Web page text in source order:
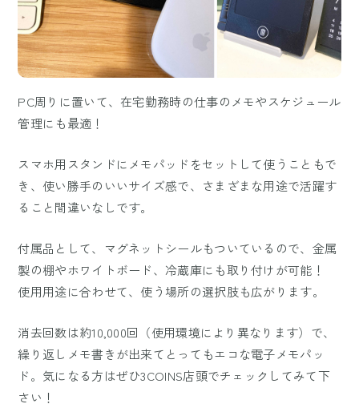
PC周りに置いて、在宅勤務時の仕事のメモやスケジュール
管理にも最適！
スマホ用スタンドにメモパッドをセットして使うこともで
き、使い勝手のいいサイズ感で、さまざまな用途で活躍す
ること間違いなしです。
付属品として、マグネットシールもついているので、金属
製の棚やホワイトボード、冷蔵庫にも取り付けが可能！
使用用途に合わせて、使う場所の選択肢も広がります。
消去回数は約10,000回（使用環境により異なります）で、
繰り返しメモ書きが出来てとってもエコな電子メモパッ
ド。気になる方はぜひ3COINS店頭でチェックしてみて下
さい！